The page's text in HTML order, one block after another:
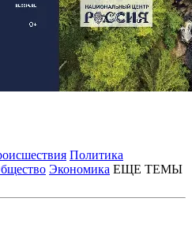
Политика
Экономика ЕЩЕ ТЕМЫ